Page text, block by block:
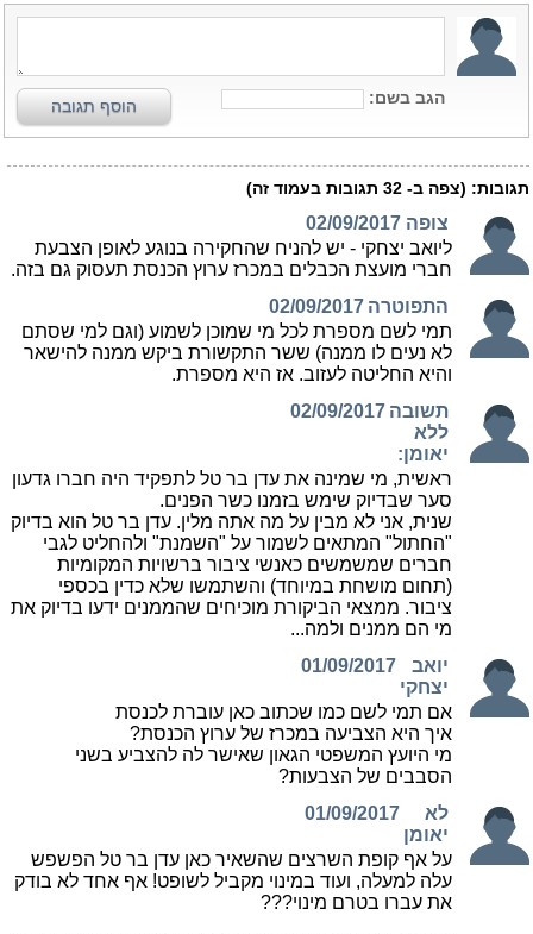
הגב בשם: הוסף תגובה
תגובות: (צפה ב- 32 תגובות בעמוד זה)
צופה 02/09/2017
ליואב יצחקי - יש להניח שהחקירה בנוגע לאופן הצבעת
חברי מועצת הכבלים במכרז ערוץ הכנסת תעסוק גם בזה.
התפוטרה 02/09/2017
תמי לשם מספרת לכל מי שמוכן לשמוע (וגם למי שסתם
לא נעים לו ממנה) ששר התקשורת ביקש ממנה להישאר
והיא החליטה לעזוב. אז היא מספרת.
תשובה
ללא
יאומן:
02/09/2017
ראשית, מי שמינה את עדן בר טל לתפקיד היה חברו גדעון
סער שבדיוק שימש בזמנו כשר הפנים.
שנית, אני לא מבין על מה אתה מלין. עדן בר טל הוא בדיוק
"החתול" המתאים לשמור על "השמנת" ולהחליט לגבי
חברים שמשמשים כאנשי ציבור ברשויות המקומיות
(תחום מושחת במיוחד) והשתמשו שלא כדין בכספי
ציבור. ממצאי הביקורת מוכיחים שהממנים ידעו בדיוק את
מי הם ממנים ולמה...
יואב
יצחקי
01/09/2017
אם תמי לשם כמו שכתוב כאן עוברת לכנסת
איך היא הצביעה במכרז של ערוץ הכנסת?
מי היועץ המשפטי הגאון שאישר לה להצביע בשני
הסבבים של הצבעות?
לא
יאומן
01/09/2017
על אף קופת השרצים שהשאיר כאן עדן בר טל הפשפש
עלה למעלה, ועוד במינוי מקביל לשופט! אף אחד לא בודק
את עברו בטרם מינוי???